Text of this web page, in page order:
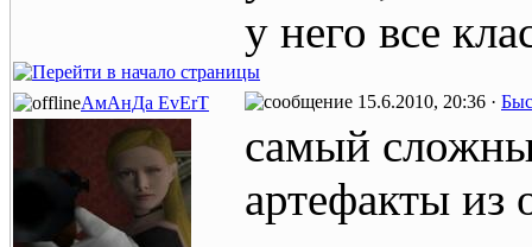
у него все
АмАнДа EvErT 15.6.2010, 20:36 ·
самый
артефакты из